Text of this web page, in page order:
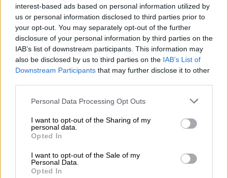
interest-based ads based on personal information utilized by
us or personal information disclosed to third parties prior to
your opt-out. You may separately opt-out of the further
disclosure of your personal information by third parties on the
IAB’s list of downstream participants. This information may
also be disclosed by us to third parties on the IAB’s List of
Downstream Participants that may further disclose it to other
Please note that this website/app uses one or more Google
not limited to your visit or usage behaviour. You may click to
grant or deny consent to Google and its third-party tags to
use your data for below specified purposes in below Google
consent section.
Personal Data Processing Opt Outs
I want to opt-out of the Sharing of my
personal data.
Opted In
I want to opt-out of the Sale of my
Personal Data.
Opted In
video
Με άνευ προηγουμένου πρόσβαση στο
ταινίες, όπως «Η Χιονάτη και οι Επτά
Νάνοι», «Η Λαίδη και ο Αλήτης» και «
Ο
Βασιλιάς των Λιονταριών
πρόσφατες επιτυχίες, όπως «
Η Ράια και ο
Τελευταίος Δράκος